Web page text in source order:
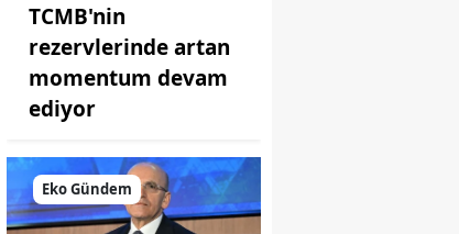
TCMB'nin
rezervlerinde artan
momentum devam
ediyor
Eko Gündem